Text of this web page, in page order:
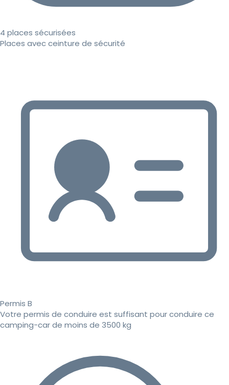
4 places sécurisées
Places avec ceinture de sécurité
Permis B
Votre permis de conduire est suffisant pour conduire ce
camping-car de moins de 3500 kg